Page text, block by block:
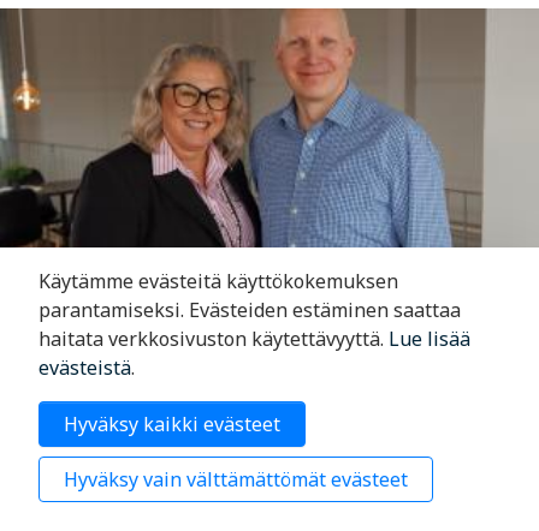
05.06.2026
Käytämme evästeitä käyttökokemuksen
parantamiseksi. Evästeiden estäminen saattaa
haitata verkkosivuston käytettävyyttä. Lue lisää
evästeistä.
Hyväksy kaikki evästeet
Hyväksy vain välttämättömät evästeet